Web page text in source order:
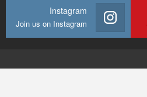
Instagram
Join us on Instagram